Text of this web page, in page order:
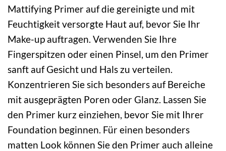
Mattifying Primer auf die gereinigte und mit
Feuchtigkeit versorgte Haut auf, bevor Sie Ihr
Make-up auftragen. Verwenden Sie Ihre
Fingerspitzen oder einen Pinsel, um den Primer
sanft auf Gesicht und Hals zu verteilen.
Konzentrieren Sie sich besonders auf Bereiche
mit ausgeprägten Poren oder Glanz. Lassen Sie
den Primer kurz einziehen, bevor Sie mit Ihrer
Foundation beginnen. Für einen besonders
matten Look können Sie den Primer auch alleine